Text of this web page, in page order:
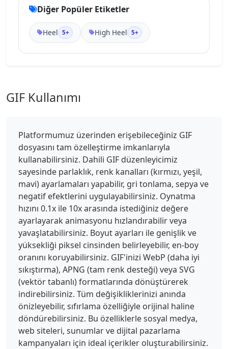
Diğer Popüler Etiketler
Heel 5+ High Heel 5+
GIF Kullanımı
Platformumuz üzerinden erişebileceğiniz GIF
dosyasını tam özelleştirme imkanlarıyla
kullanabilirsiniz. Dahili GIF düzenleyicimiz
sayesinde parlaklık, renk kanalları (kırmızı, yeşil,
mavi) ayarlamaları yapabilir, gri tonlama, sepya ve
negatif efektlerini uygulayabilirsiniz. Oynatma
hızını 0.1x ile 10x arasında istediğiniz değere
ayarlayarak animasyonu hızlandırabilir veya
yavaşlatabilirsiniz. Boyut ayarları ile genişlik ve
yüksekliği piksel cinsinden belirleyebilir, en-boy
oranını koruyabilirsiniz. GIF'inizi WebP (daha iyi
sıkıştırma), APNG (tam renk desteği) veya SVG
(vektör tabanlı) formatlarında dönüştürerek
indirebilirsiniz. Tüm değişikliklerinizi anında
önizleyebilir, sıfırlama özelliğiyle orijinal haline
döndürebilirsiniz. Bu özelliklerle sosyal medya,
web siteleri, sunumlar ve dijital pazarlama
kampanyaları için ideal içerikler oluşturabilirsiniz.